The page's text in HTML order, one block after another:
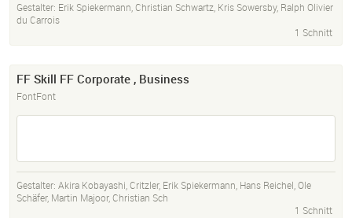
Gestalter: Erik Spiekermann,Christian Schwartz, Kris Sowersby, Ralph Olivier
du Carrois
1 Schnitt
FF Skill FF Corporate , Business
FontFont
Gestalter: Akira Kobayashi,Critzler, Erik Spiekermann, Hans Reichel,Ole
Schäfer, Martin Majoor,Christian Sch
1 Schnitt